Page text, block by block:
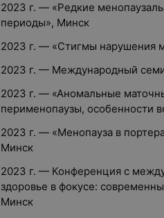
2023 г. — «Редкие
периоды», Минск
2023 г. — «Стигмы нарушения
2023 г. — Международный
2023 г. — «Аномальные
перименопаузы, особенности
2023 г. — «Менопауза в
Минск
2023 г. — Конференция с
здоровье в фокусе:
Минск